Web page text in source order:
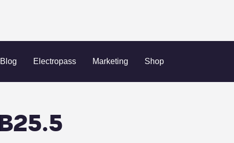
Blog Electropass Marketing Shop
Establishment Labs B25.5